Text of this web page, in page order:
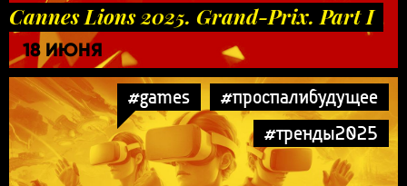
Cannes Lions 2025. Grand-Prix. Part I
18 ИЮНЯ
#games
#проспалибудущее
#тренды2025